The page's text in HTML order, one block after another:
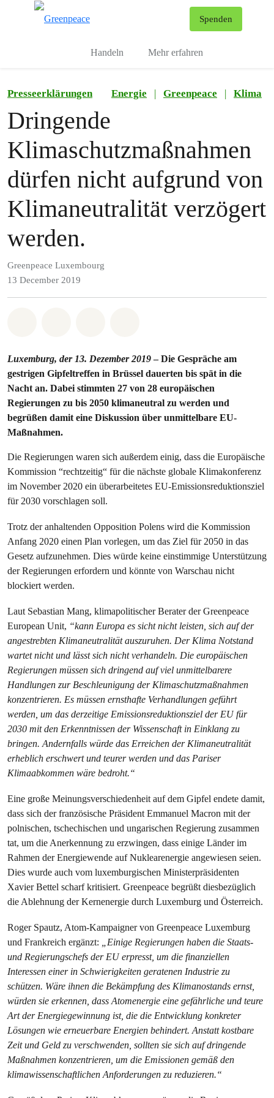
Spenden
Handeln Mehr erfahren
Presseerklärungen Energie | Greenpeace | Klima
Dringende
Klimaschutzmaßnahmen
dürfen nicht aufgrund von
Klimaneutralität verzögert
werden.
Greenpeace Luxembourg
13 December 2019
Luxemburg, der 13. Dezember 2019– Die Gespräche am
gestrigen Gipfeltreffen in Brüssel dauerten bis spät in die
Nacht an. Dabei stimmten 27 von 28 europäischen
Regierungen zu bis 2050 klimaneutral zu werden und
begrüßen damit eine Diskussion über unmittelbare EU-
Maßnahmen.
Die Regierungen waren sich außerdem einig, dass die Europäische
Kommission “rechtzeitig“ für die nächste globale Klimakonferenz
im November 2020 ein überarbeitetes EU-Emissionsreduktionsziel
für 2030 vorschlagen soll.
Trotz der anhaltenden Opposition Polens wird die Kommission
Anfang 2020 einen Plan vorlegen, um das Ziel für 2050 in das
Gesetz aufzunehmen. Dies würde keine einstimmige Unterstützung
der Regierungen erfordern und könnte von Warschau nicht
blockiert werden.
Laut Sebastian Mang, klimapolitischer Berater der Greenpeace
European Unit, “kann Europa es sicht nicht leisten, sich auf der
angestrebten Klimaneutralität auszuruhen. Der Klima Notstand
wartet nicht und lässt sich nicht verhandeln. Die europäischen
Regierungen müssen sich dringend auf viel unmittelbarere
Handlungen zur Beschleunigung der Klimaschutzmaßnahmen
konzentrieren. Es müssen ernsthafte Verhandlungen geführt
werden, um das derzeitige Emissionsreduktionsziel der EU für
2030 mit den Erkenntnissen der Wissenschaft in Einklang zu
bringen. Andernfalls würde das Erreichen der Klimaneutralität
erheblich erschwert und teurer werden und das Pariser
Klimaabkommen wäre bedroht.“
Eine große Meinungsverschiedenheit auf dem Gipfel endete damit,
dass sich der französische Präsident Emmanuel Macron mit der
polnischen, tschechischen und ungarischen Regierung zusammen
tat, um die Anerkennung zu erzwingen, dass einige Länder im
Rahmen der Energiewende auf Nuklearenergie angewiesen seien.
Dies wurde auch vom luxemburgischen Ministerpräsidenten
Xavier Bettel scharf kritisiert. Greenpeace begrüßt diesbezüglich
die Ablehnung der Kernenergie durch Luxemburg und Österreich.
Roger Spautz, Atom-Kampaigner von Greenpeace Luxemburg
und Frankreich ergänzt: „Einige Regierungen haben die Staats-
und Regierungschefs der EU erpresst, um die finanziellen
Interessen einer in Schwierigkeiten geratenen Industrie zu
schützen. Wäre ihnen die Bekämpfung des Klimanostands ernst,
würden sie erkennen, dass Atomenergie eine gefährliche und teure
Art der Energiegewinnung ist, die die Entwicklung konkreter
Lösungen wie erneuerbare Energien behindert. Anstatt kostbare
Zeit und Geld zu verschwenden, sollten sie sich auf dringende
Maßnahmen konzentrieren, um die Emissionen gemäß den
klimawissenschaftlichen Anforderungen zu reduzieren.“